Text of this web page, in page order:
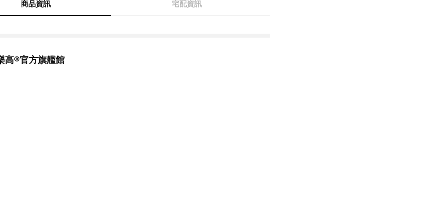
商品資訊 宅配資訊
高®官方旗艦館